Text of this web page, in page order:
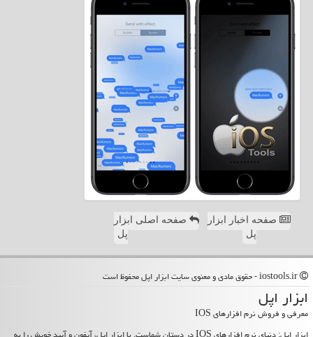
صفحه اخبار ابزار
پل
صفحه اصلی ابزار
پل
ابزار اپل
معرفی و فروش نرم افزارهای IOS